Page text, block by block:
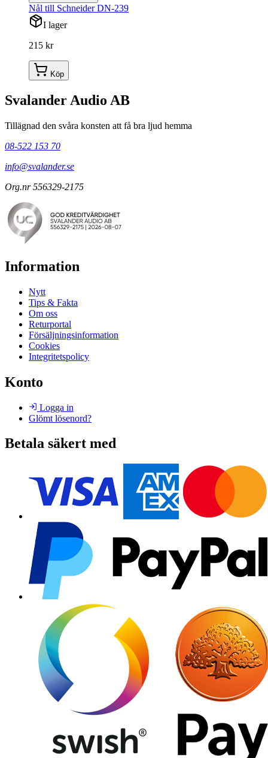
Nål till Schneider DN-239
I lager
215 kr
Köp
Svalander Audio AB
Tillägnad den svåra konsten att få bra ljud hemma
08-522 153 70
info@svalander.se
Org.nr 556329-2175
Information
Nytt
Tips & Fakta
Om oss
Returportal
Försäljningsinformation
Cookies
Integritetspolicy
Konto
Logga in
Glömt lösenord?
Betala säkert med